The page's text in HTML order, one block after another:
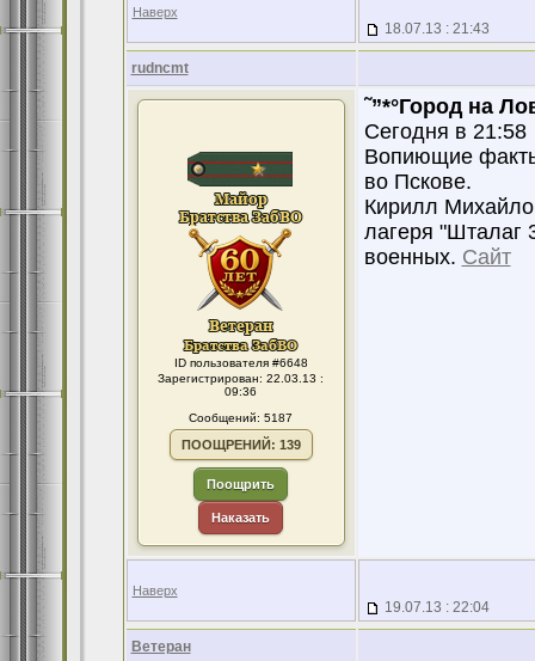
Наверх
18.07.13 : 21:43
rudncmt
ID пользователя #6648
Зарегистрирован: 22.03.13 :
09:36
Сообщений: 5187
ПООЩРЕНИЙ: 139
Поощрить
Наказать
˜”*°Город на
Сегодня в 21:58
Вопиющие
во Пскове.
Кирилл
лагеря "Шталаг
военных. Сайт
Наверх
19.07.13 : 22:04
Ветеран